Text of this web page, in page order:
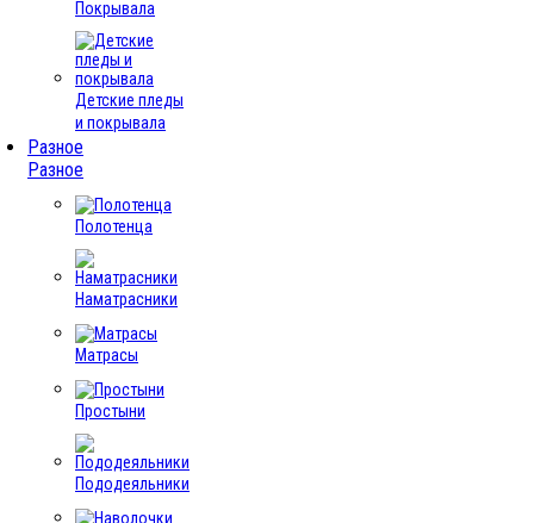
Покрывала
Детские пледы
и покрывала
Разное
Разное
Полотенца
Наматрасники
Матрасы
Простыни
Пододеяльники